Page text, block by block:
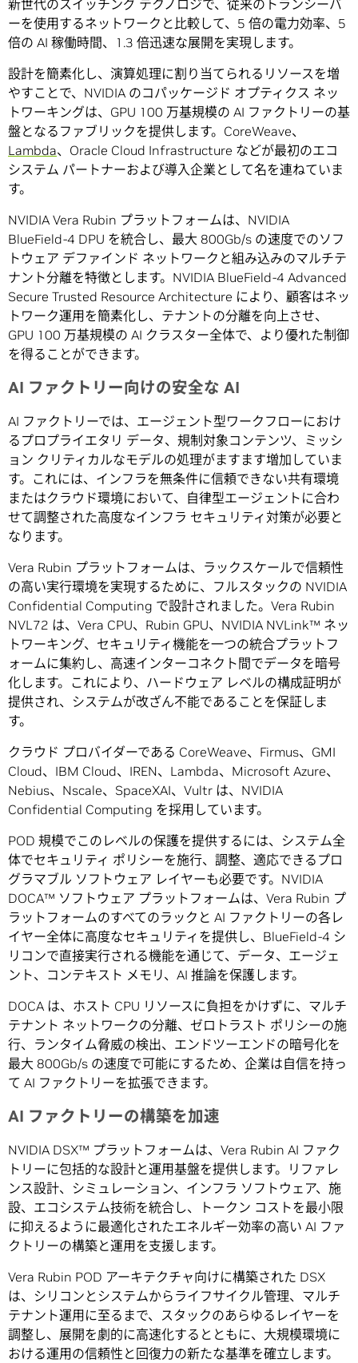
新世代のスイッチング テクノロジで、従来のトランシーバ
ーを使用するネットワークと比較して、5 倍の電力効率、5
倍の AI 稼働時間、1.3 倍迅速な展開を実現します。
設計を簡素化し、演算処理に割り当てられるリソースを増
やすことで、NVIDIA のコパッケージド オプティクス ネッ
トワーキングは、GPU 100 万基規模の AI ファクトリーの基
盤となるファブリックを提供します。CoreWeave、
Lambda、Oracle Cloud Infrastructure などが最初のエコ
システム パートナーおよび導入企業として名を連ねていま
す。
NVIDIA Vera Rubin プラットフォームは、NVIDIA
BlueField-4 DPU を統合し、最大 800Gb/s の速度でのソフ
トウェア デファインド ネットワークと組み込みのマルチテ
ナント分離を特徴とします。NVIDIA BlueField-4 Advanced
Secure Trusted Resource Architecture により、顧客はネッ
トワーク運用を簡素化し、テナントの分離を向上させ、
GPU 100 万基規模の AI クラスター全体で、より優れた制御
を得ることができます。
AI ファクトリー向けの安全な AI
AI ファクトリーでは、エージェント型ワークフローにおけ
るプロプライエタリ データ、規制対象コンテンツ、ミッシ
ョン クリティカルなモデルの処理がますます増加していま
す。これには、インフラを無条件に信頼できない共有環境
またはクラウド環境において、自律型エージェントに合わ
せて調整された高度なインフラ セキュリティ対策が必要と
なります。
Vera Rubin プラットフォームは、ラックスケールで信頼性
の高い実行環境を実現するために、フルスタックの NVIDIA
Confidential Computing で設計されました。Vera Rubin
NVL72 は、Vera CPU、Rubin GPU、NVIDIA NVLink™ ネッ
トワーキング、セキュリティ機能を一つの統合プラットフ
ォームに集約し、高速インターコネクト間でデータを暗号
化します。これにより、ハードウェア レベルの構成証明が
提供され、システムが改ざん不能であることを保証しま
す。
クラウド プロバイダーである CoreWeave、Firmus、GMI
Cloud、IBM Cloud、IREN、Lambda、Microsoft Azure、
Nebius、Nscale、SpaceXAI、Vultr は、NVIDIA
Confidential Computing を採用しています。
POD 規模でこのレベルの保護を提供するには、システム全
体でセキュリティ ポリシーを施行、調整、適応できるプロ
グラマブル ソフトウェア レイヤーも必要です。NVIDIA
DOCA™ ソフトウェア プラットフォームは、Vera Rubin プ
ラットフォームのすべてのラックと AI ファクトリーの各レ
イヤー全体に高度なセキュリティを提供し、BlueField-4 シ
リコンで直接実行される機能を通じて、データ、エージェ
ント、コンテキスト メモリ、AI 推論を保護します。
DOCA は、ホスト CPU リソースに負担をかけずに、マルチ
テナント ネットワークの分離、ゼロトラスト ポリシーの施
行、ランタイム脅威の検出、エンドツーエンドの暗号化を
最大 800Gb/s の速度で可能にするため、企業は自信を持っ
て AI ファクトリーを拡張できます。
AI ファクトリーの構築を加速
NVIDIA DSX™ プラットフォームは、Vera Rubin AI ファク
トリーに包括的な設計と運用基盤を提供します。リファレ
ンス設計、シミュレーション、インフラ ソフトウェア、施
設、エコシステム技術を統合し、トークン コストを最小限
に抑えるように最適化されたエネルギー効率の高い AI ファ
クトリーの構築と運用を支援します。
Vera Rubin POD アーキテクチャ向けに構築された DSX
は、シリコンとシステムからライフサイクル管理、マルチ
テナント運用に至るまで、スタックのあらゆるレイヤーを
調整し、展開を劇的に高速化するとともに、大規模環境に
おける運用の信頼性と回復力の新たな基準を確立します。